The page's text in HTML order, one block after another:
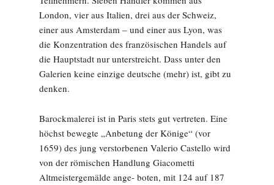
London, vier aus Italien, drei aus der Schweiz,
einer aus Amsterdam – und einer aus Lyon, was
die Konzentration des französischen Handels auf
die Hauptstadt nur unterstreicht. Dass unter den
Galerien keine einzige deutsche (mehr) ist, gibt zu
denken.
Barockmalerei ist in Paris stets gut vertreten. Eine
höchst bewegte „Anbetung der Könige“ (vor
1659) des jung verstorbenen Valerio Castello wird
von der römischen Handlung Giacometti
Altmeistergemälde ange- boten, mit 124 auf 187